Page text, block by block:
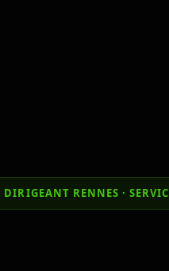
DIRIGEANT RENNES ·